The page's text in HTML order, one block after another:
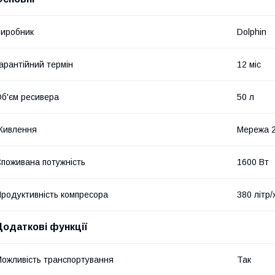
Dolphin
термін 12 міс
ресивера 50 л
Мережа
потужність 1600 Вт
компресора 380 літр/
функції
транспортування Так